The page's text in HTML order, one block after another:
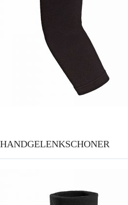
HANDGELENKSCHONER